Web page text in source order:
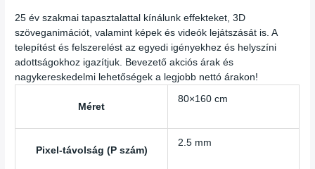
25 év szakmai tapasztalattal kínálunk effekteket, 3D
szöveganimációt, valamint képek és videók lejátszását is. A
telepítést és felszerelést az egyedi igényekhez és helyszíni
adottságokhoz igazítjuk. Bevezető akciós árak és
nagykereskedelmi lehetőségek a legjobb nettó árakon!
Méret
80×160 cm
Pixel-távolság (P szám)
2.5 mm